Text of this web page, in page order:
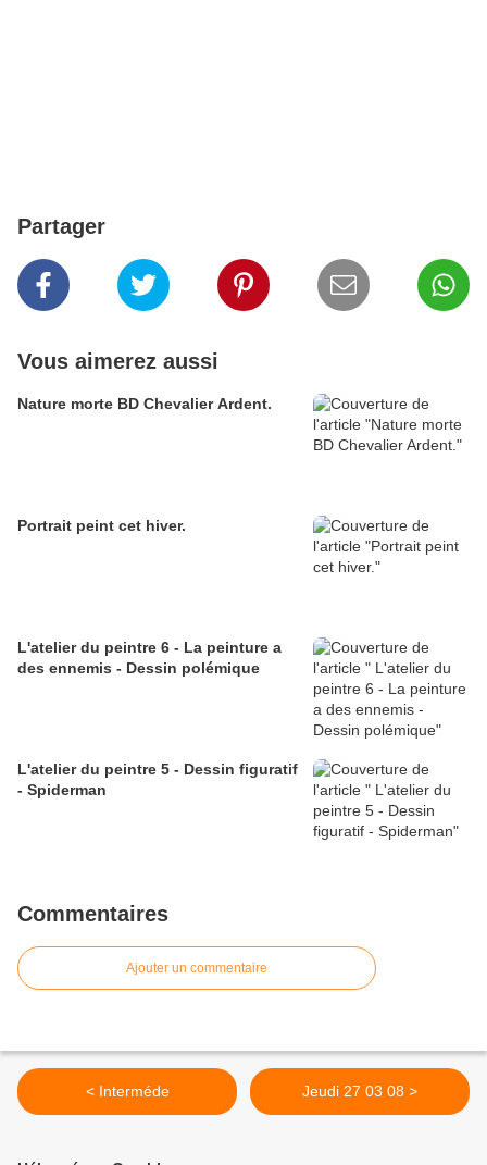
Partager
Vous aimerez aussi
Nature morte BD Chevalier Ardent.
Portrait peint cet hiver.
L'atelier du peintre 6 - La peinture a
des ennemis - Dessin polémique
L'atelier du peintre 5 - Dessin figuratif
- Spiderman
Commentaires
Ajouter un commentaire
< Interméde Jeudi 27 03 08 >